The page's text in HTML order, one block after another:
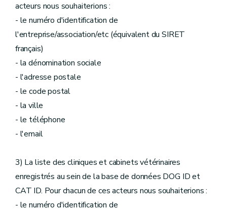
acteurs nous souhaiterions :
- le numéro d'identification de
l'entreprise/association/etc (équivalent du SIRET
français)
- la dénomination sociale
- l'adresse postale
- le code postal
- la ville
- le téléphone
- l'email
3) La liste des cliniques et cabinets vétérinaires
enregistrés au sein de la base de données DOG ID et
CAT ID. Pour chacun de ces acteurs nous souhaiterions :
- le numéro d'identification de